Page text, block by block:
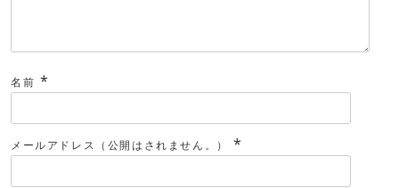
名前 *
メールアドレス（公開はされません。） *